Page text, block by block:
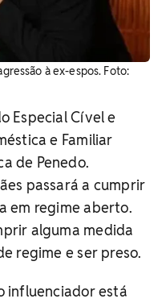
à ex-espos. ​Foto:
Especial Cível e
e Familiar
de Penedo.
passará a cumprir
em regime aberto.
alguma medida
regime e ser preso.
influenciador está